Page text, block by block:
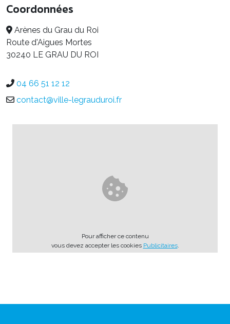
Coordonnées
Arènes du Grau du Roi
Route d'Aigues Mortes
30240 LE GRAU DU ROI
04 66 51 12 12
contact@ville-legrauduroi.fr
Pour afficher ce contenu
vous devez accepter les cookies Publicitaires.